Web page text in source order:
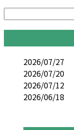
2026/07/27
2026/07/20
2026/07/12
2026/06/18